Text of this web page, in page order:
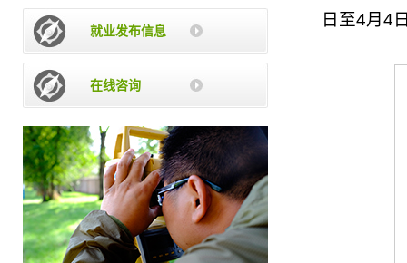
就业发布信息
在线咨询
日至4月4